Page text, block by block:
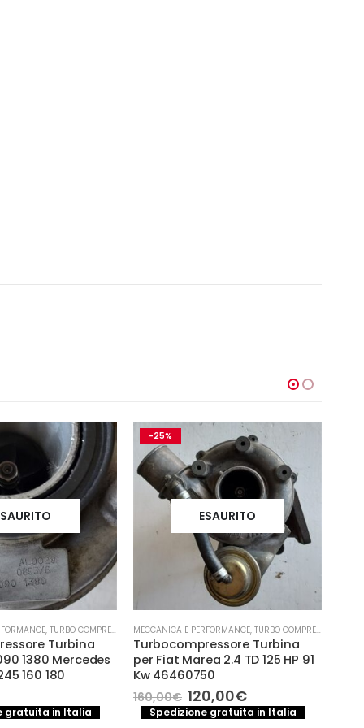
, TURBO COMPRESSORE- TURBINA
Turbina
1380 Mercedes
160 180
gratuita in Italia
-25%
ESAURITO
MECCANICA E PERFORMANCE, TURBO COMPRESSORE- TURBINA
Turbocompressore Turbina
per Fiat Marea 2.4 TD 125 HP 91
Kw 46460750
160,00€ Il
prezzo
120,00€Il
prezzo
Spedizione gratuita in Italia